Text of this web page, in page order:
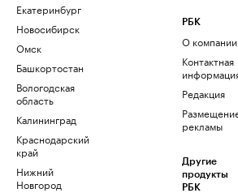
Екатеринбург
Новосибирск
Омск
Башкортостан
Вологодская
область
Калининград
Краснодарский
край
Нижний
Новгород
РБК
О компании
Контактная
Редакция
рекламы
Другие
продукты
РБК